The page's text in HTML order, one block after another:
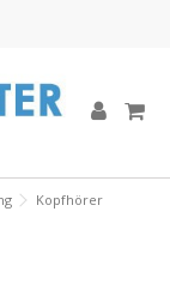
Kopfhörer